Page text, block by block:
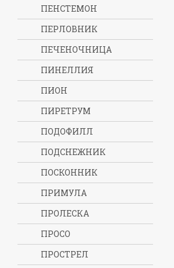
ПЕНСТЕМОН
ПЕРЛОВНИК
ПЕЧЕНОЧНИЦА
ПИНЕЛЛИЯ
ПИОН
ПИРЕТРУМ
ПОДОФИЛЛ
ПОДСНЕЖНИК
ПОСКОННИК
ПРИМУЛА
ПРОЛЕСКА
ПРОСО
ПРОСТРЕЛ